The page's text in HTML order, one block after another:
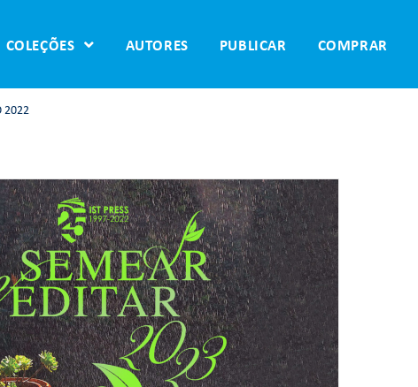
COLEÇÕES AUTORES PUBLICAR COMPRAR
2022